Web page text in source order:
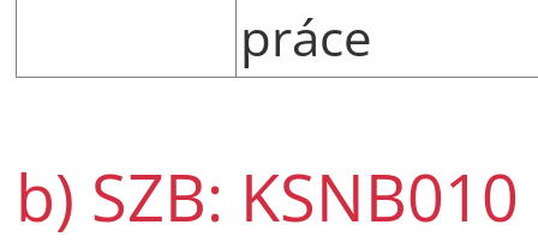
práce
b) SZB: